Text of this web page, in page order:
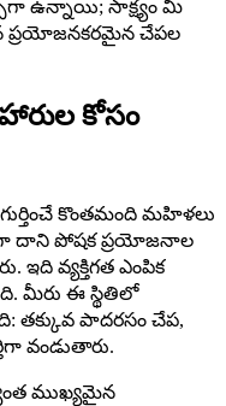
ఉన్నాయి; సాక్ష్యం మీ
ప్రయోజనకరమైన చేపల
కోసం
కొంతమంది మహిళలు
దాని పోషక ప్రయోజనాల
ఇది వ్యక్తిగత ఎంపిక
మీరు ఈ స్థితిలో
తక్కువ పాదరసం చేప,
వండుతారు.
ముఖ్యమైన